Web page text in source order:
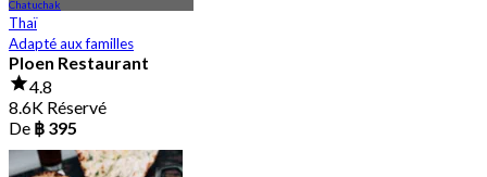
Chatuchak
Thaï
Adapté aux familles
Ploen Restaurant
4.8
8.6K Réservé
De ฿ 395